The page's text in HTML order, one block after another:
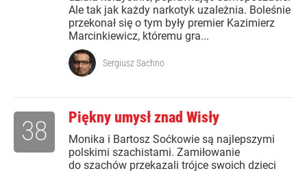
Ale tak jak każdy narkotyk uzależnia. Boleśnie
przekonał się o tym były premier Kazimierz
Marcinkiewicz, któremu gra...
Sergiusz Sachno
Piękny umysł znad Wisły
Monika i Bartosz Soćkowie są najlepszymi
polskimi szachistami. Zamiłowanie
do szachów przekazali trójce swoich dzieci
38